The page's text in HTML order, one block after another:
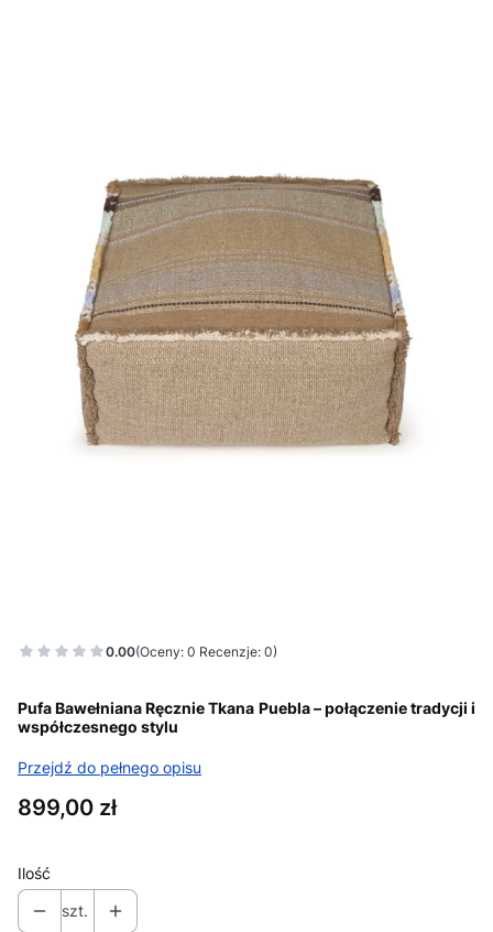
0.00(Oceny: 0 Recenzje: 0)
Pufa Bawełniana Ręcznie Tkana Puebla – połączenie tradycji i
współczesnego stylu
Przejdź do pełnego opisu
Cena
899,00 zł
Ilość
szt.